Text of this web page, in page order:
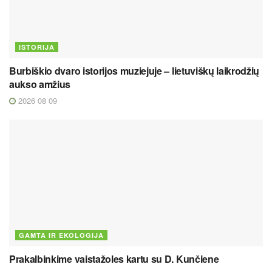
ISTORIJA
Burbiškio dvaro istorijos muziejuje – lietuviškų laikrodžių
aukso amžius
2026 08 09
GAMTA IR EKOLOGIJA
Prakalbinkime vaistažoles kartu su D. Kunčiene